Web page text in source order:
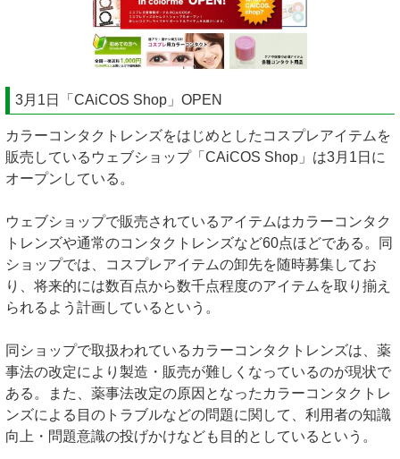
3月1日「CAiCOS Shop」OPEN
カラーコンタクトレンズをはじめとしたコスプレアイテムを
販売しているウェブショップ「CAiCOS Shop」は3月1日に
オープンしている。
ウェブショップで販売されているアイテムはカラーコンタク
トレンズや通常のコンタクトレンズなど60点ほどである。同
ショップでは、コスプレアイテムの卸先を随時募集してお
り、将来的には数百点から数千点程度のアイテムを取り揃え
られるよう計画しているという。
同ショップで取扱われているカラーコンタクトレンズは、薬
事法の改定により製造・販売が難しくなっているのが現状で
ある。また、薬事法改定の原因となったカラーコンタクトレ
ンズによる目のトラブルなどの問題に関して、利用者の知識
向上・問題意識の投げかけなども目的としているという。